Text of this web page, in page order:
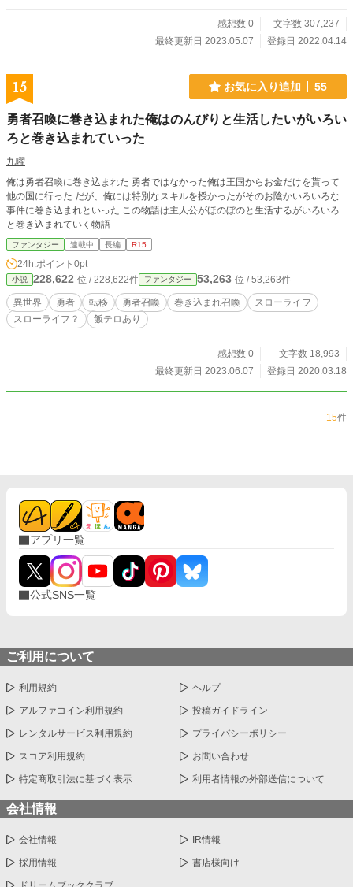
感想数 0
文字数 307,237
最終更新日 2023.05.07
登録日 2022.04.14
15 お気に入り追加 55
勇者召喚に巻き込まれた俺はのんびりと生活したいがいろい
ろと巻き込まれていった
九曜
俺は勇者召喚に巻き込まれた 勇者ではなかった俺は王国からお金だけを貰って
他の国に行った だが、俺には特別なスキルを授かったがそのお陰かいろいろな
事件に巻き込まれといった この物語は主人公がほのぼのと生活するがいろいろ
と巻き込まれていく物語
ファンタジー 連載中 長編 R15
24h.ポイント 0pt
小説 228,622 位 / 228,622件 ファンタジー 53,263 位 / 53,263件
異世界 勇者 転移 勇者召喚 巻き込まれ召喚
スローライフ
スローライフ？
飯テロあり
感想数 0
文字数 18,993
最終更新日 2023.06.07
登録日 2020.03.18
15件
アプリ一覧
公式SNS一覧
ご利用について
利用規約 ヘルプ
アルファコイン利用規約 投稿ガイドライン
レンタルサービス利用規約 プライバシーポリシー
スコア利用規約 お問い合わせ
特定商取引法に基づく表示 利用者情報の外部送信について
会社情報
会社情報 IR情報
採用情報 書店様向け